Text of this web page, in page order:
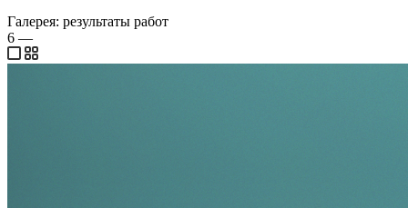
Галерея: результаты работ
6 —